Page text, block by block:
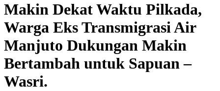
Makin Dekat Waktu Pilkada,
Warga Eks Transmigrasi Air
Manjuto Dukungan Makin
Bertambah untuk Sapuan –
Wasri.